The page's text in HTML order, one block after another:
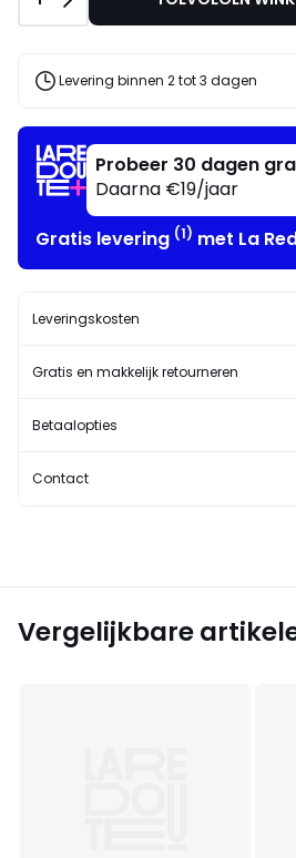
artikelen
!
Levering binnen 2 tot 3 dagen
Probeer 30 dagen
Daarna €19/jaar
Gratis levering (1) met La
Leveringskosten
Gratis en makkelijk retourneren
Betaalopties
Contact
Vergelijkbare